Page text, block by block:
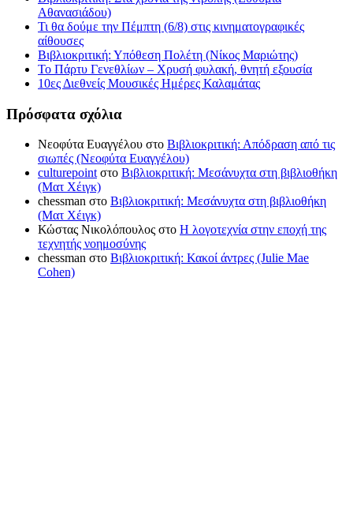
Αθανασιάδου)
Τι θα δούμε την Πέμπτη (6/8) στις κινηματογραφικές
αίθουσες
Βιβλιοκριτική: Υπόθεση Πολέτη (Νίκος Μαριώτης)
Το Πάρτυ Γενεθλίων – Χρυσή φυλακή, θνητή εξουσία
10ες Διεθνείς Μουσικές Ημέρες Καλαμάτας
Πρόσφατα σχόλια
Νεοφύτα Ευαγγέλου στο Βιβλιοκριτική: Απόδραση από τις
σιωπές (Νεοφύτα Ευαγγέλου)
culturepointστο Βιβλιοκριτική: Μεσάνυχτα στη βιβλιοθήκη
(Ματ Χέιγκ)
chessman στο Βιβλιοκριτική: Μεσάνυχτα στη βιβλιοθήκη
(Ματ Χέιγκ)
Κώστας Νικολόπουλος στο Η λογοτεχνία στην εποχή της
τεχνητής νοημοσύνης
chessman στο Βιβλιοκριτική: Κακοί άντρες (Julie Mae
Cohen)